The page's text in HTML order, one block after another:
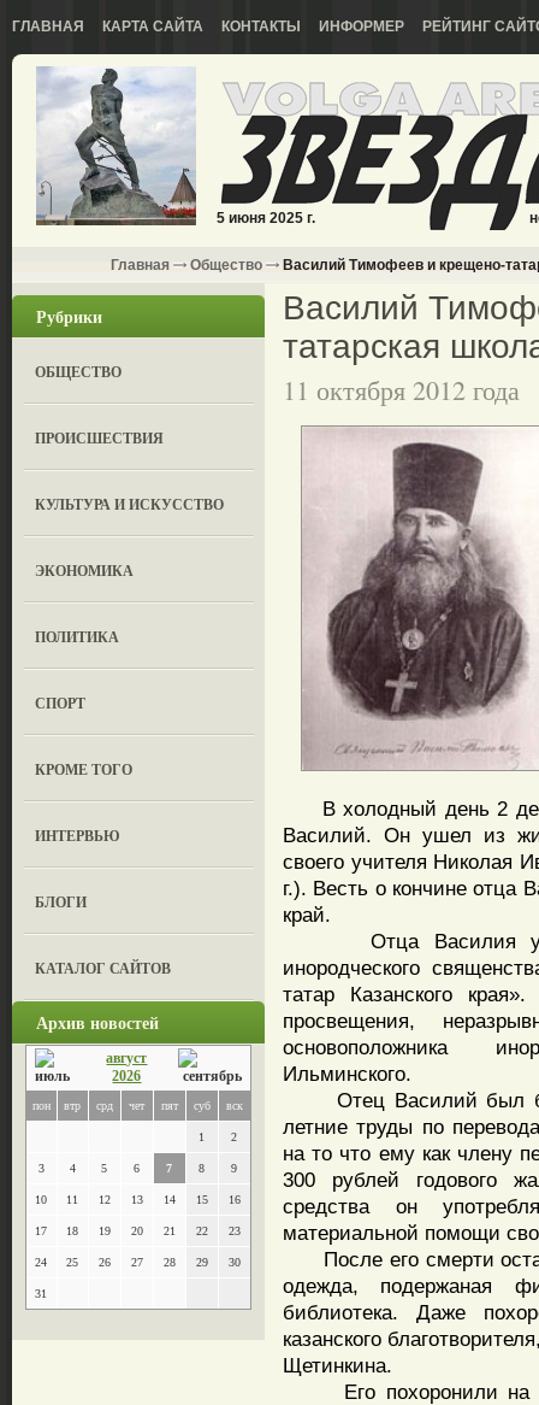
ГЛАВНАЯ КАРТА САЙТА КОНТАКТЫ ИНФОРМЕР РЕЙТИНГ
5 июня 2025 г.
Главная Общество Василий Тимофеев и крещено-
Рубрики
ОБЩЕСТВО
ПРОИСШЕСТВИЯ
КУЛЬТУРА И ИСКУССТВО
ЭКОНОМИКА
ПОЛИТИКА
СПОРТ
КРОМЕ ТОГО
ИНТЕРВЬЮ
БЛОГИ
КАТАЛОГ САЙТОВ
Архив новостей
август
2026
пон втр срд чет пят суб вск
1 2
3 4 5 6 7 8 9
10 11 12 13 14 15 16
17 18 19 20 21 22 23
24 25 26 27 28 29 30
31
Василий
татарская
11 октября 2012 года
В холодный день 2
Василий. Он ушел из
своего учителя Николая
г.). Весть о кончине отца
край.
Отца Василия уже
инородческого
татар Казанского
просвещения,
основоположника
Ильминского.
Отец Василий был
летние труды по
на то что ему как члену
300 рублей годового
средства он
материальной помощи
После его смерти
одежда, подержаная
библиотека. Даже
казанского
Щетинкина.
Его похоронили на